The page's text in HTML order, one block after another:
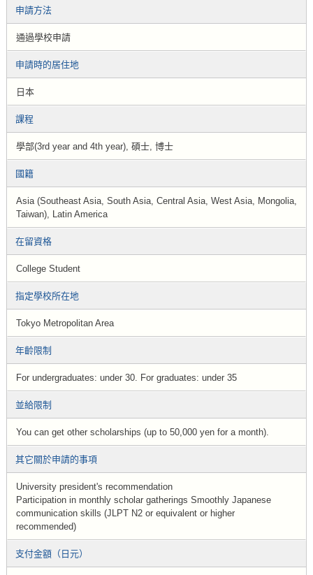
申請方法
通過學校申請
申請時的居住地
日本
課程
學部(3rd year and 4th year), 碩士, 博士
國籍
Asia (Southeast Asia, South Asia, Central Asia, West Asia, Mongolia,
Taiwan), Latin America
在留資格
College Student
指定學校所在地
Tokyo Metropolitan Area
年齡限制
For undergraduates: under 30. For graduates: under 35
並給限制
You can get other scholarships (up to 50,000 yen for a month).
其它關於申請的事項
University president's recommendation
Participation in monthly scholar gatherings Smoothly Japanese
communication skills (JLPT N2 or equivalent or higher
recommended)
支付金額（日元）